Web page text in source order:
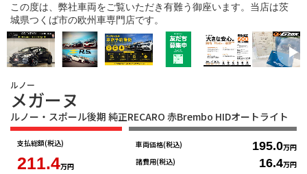
この度は、弊社車両をご覧いただき有難う御座います。当店は茨
城県つくば市の欧州車専門店です。
ルノー
メガーヌ
ルノー・スポール後期 純正RECARO 赤Brembo HIDオートライト
支払総額(税込)
211.4万円
車両価格(税込) 195.0万円
諸費用(税込) 16.4万円